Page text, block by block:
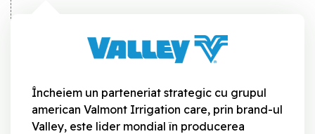
Încheiem un parteneriat strategic cu grupul
american Valmont Irrigation care, prin brand-ul
Valley, este lider mondial în producerea